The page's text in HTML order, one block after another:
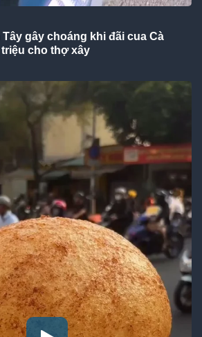
gây choáng khi đãi cua Cà
cho thợ xây